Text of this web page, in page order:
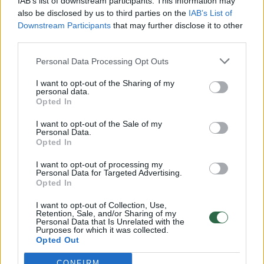
also be disclosed by us to third parties on the IAB’s List of
Downstream Participants that may further disclose it to other
Personal Data Processing Opt Outs
I want to opt-out of the Sharing of my
personal data.
Opted In
I want to opt-out of the Sale of my
Personal Data.
Opted In
I want to opt-out of processing my
Personal Data for Targeted Advertising.
Opted In
I want to opt-out of Collection, Use,
Retention, Sale, and/or Sharing of my
Personal Data that Is Unrelated with the
Purposes for which it was collected.
Opted Out
vaiko gyvybių išgelbėti nepavyko
Žinios | Lietuvos diena
00:00:57
Savaitės vidurys nusimato karštas: temperatūra kils iki
32 laipsnių šilumos
Žinios | Orai
V. Zalužno pasisakymą laiko bandymu įsitvirtinti
Laidos | Nauja diena
00:00:59
Nufilmavo, kaip patvino Vilniaus Vakarinis aplinkkelis:
vaizdas pribloškia